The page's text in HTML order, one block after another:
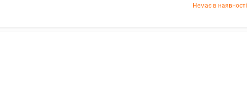
Немає в наявності